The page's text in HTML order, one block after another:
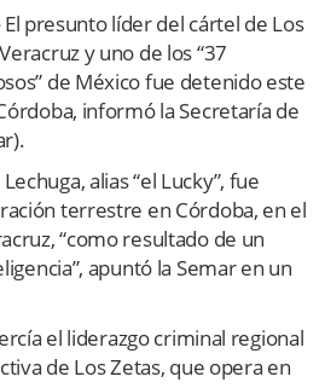
El presunto líder del cártel de Los
y uno de los “37
de México fue detenido este
informó la Secretaría de
alias “el Lucky”, fue
terrestre en Córdoba, en el
“como resultado de un
apuntó la Semar en un
el liderazgo criminal regional
de Los Zetas, que opera en